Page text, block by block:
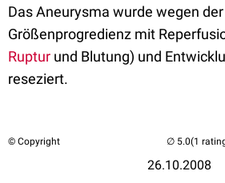
Das Aneurysma wurde wegen
Größenprogredienz mit
Ruptur und Blutung) und
reseziert.
© Copyright
26.10.2008
(1